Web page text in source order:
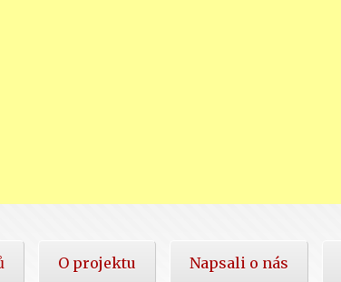
O projektu Napsali o nás